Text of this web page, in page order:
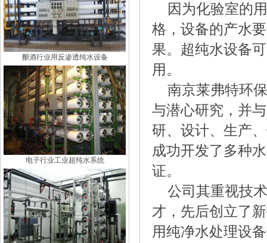
酿酒行业用反渗透纯水设备
电子行业工业超纯水系统
因为化验室的
格，设备的产水
果。超纯水设备
用。
南京莱弗特环
与潜心研究，并
研、设计、生产
成功开发了多种
证。
公司其重视技
才，先后创立了
用纯净水处理设